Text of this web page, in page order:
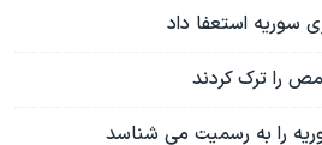
سوریه استعفا داد
را ترک کردند
را به رسمیت می شناسد